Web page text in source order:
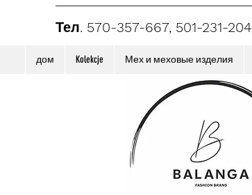
Тел. 570-357-667, 501-231-204
дом Kolekcje Мех и меховые изделия